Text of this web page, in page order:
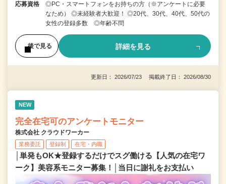
応募資格
◎PC・スマートフォンをお持ちの方（※アンケートに必要
なため） ◎未経験者大歓迎！ ◎20代、30代、40代、50代の
女性の登録多数 ◎年齢不問
後で見る 詳細を見る
更新日： 2026/07/23 掲載終了日： 2026/08/30
NEW
完全在宅可のアンケートモニター
株式会社 クラウドワーカー
業務委託 登録制 在宅・内職
│単発もOK★登録するだけでスグ働ける【人気の在宅ワ
ーク】美容系モニター募集！│当日に謝礼をお支払い